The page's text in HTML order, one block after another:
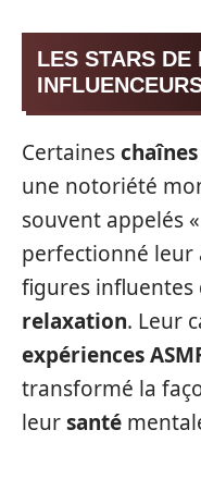
LES STARS DE
Certaines
une notoriété
souvent appelés
perfectionné leur
figures influentes
relaxation. Leur
expériences
transformé la
leursanté